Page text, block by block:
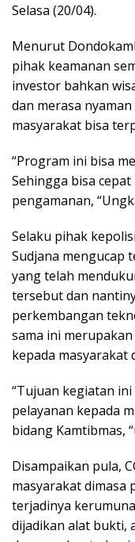
Selasa (20/04).
Menurut
pihak keamanan
investor bahkan
dan merasa
masyarakat bisa
“Program ini bisa
Sehingga bisa
pengamanan,
Selaku pihak
Sudjana mengucap
yang telah
tersebut dan
perkembangan
sama ini
kepada
“Tujuan kegiatan
pelayanan kepada
bidang Kamtibmas,
Disampaikan pula,
masyarakat dimasa
terjadinya
dijadikan alat bukti,